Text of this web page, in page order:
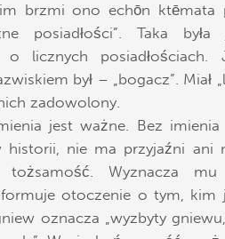
brzmi ono echōn ktēmata
posiadłości”. Taka
o licznych posiadłościach.
był – „bogacz”. Miał
zadowolony.
jest ważne. Bez
historii, nie ma przyjaźni ani
tożsamość. Wyznacza
otoczenie o tym, kim
oznacza „wyzbyty